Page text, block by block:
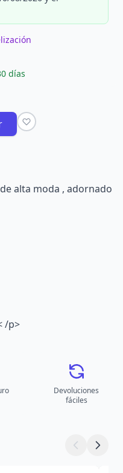
días
alta moda , adornado
/p>
Devoluciones
fáciles